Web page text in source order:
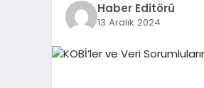
Haber Editörü
13 Aralık 2024